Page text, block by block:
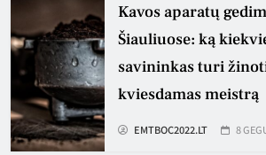
Kavos aparatų
Šiauliuose: ką
savininkas turi
kviesdamas meistrą
EMTBOC2022.LT 8